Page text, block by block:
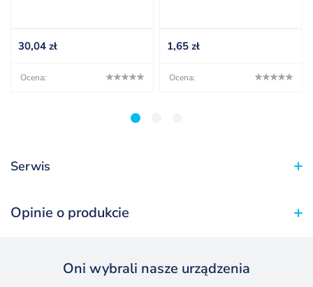
30,04 zł
Ocena:
1,65 zł
Ocena:
1
Serwis
Opinie o produkcie
Oni wybrali nasze urządzenia